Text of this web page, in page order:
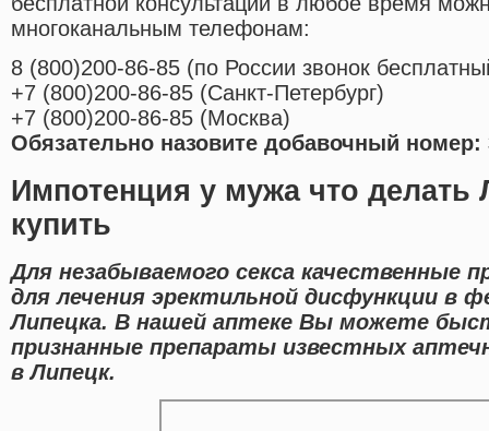
многоканальным телефонам:
8 (800)200-86-85 (по России звонок
+7 (800)200-86-85 (Санкт-Петербург)
+7 (800)200-86-85 (Москва)
Обязательно назовите добавочный номер:
Импотенция у мужа что делать
купить
Для незабываемого секса качественные
для лечения эректильной дисфункции в
Липецка. В нашей аптеке Вы можете
признанные препараты известных
в Липецк.